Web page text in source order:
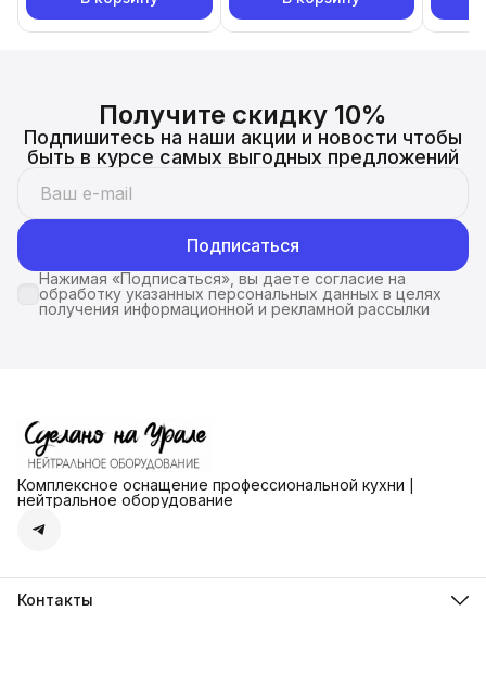
Получите скидку 10%
Подпишитесь на наши акции и новости чтобы
быть в курсе самых выгодных предложений
Подписаться
Нажимая «Подписаться», вы даете согласие на
обработку указанных персональных данных в целях
получения информационной и рекламной рассылки
Комплексное оснащение профессиональной кухни |
нейтральное оборудование
Контакты